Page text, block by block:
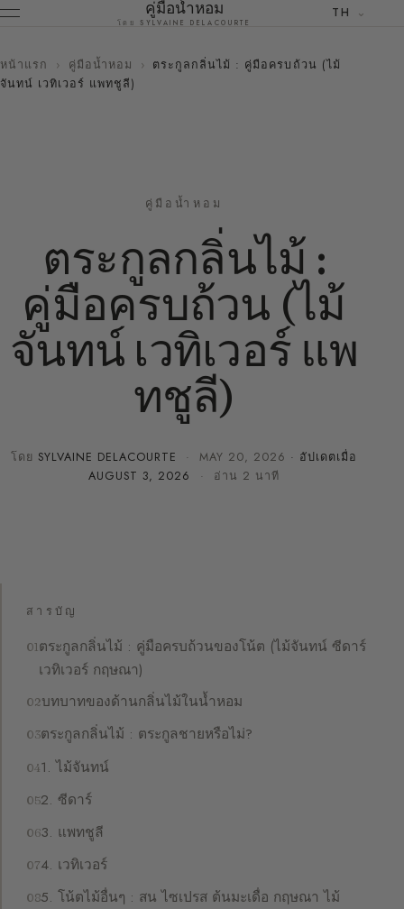
คู่มือน้ำหอม
โดย SYLVAINE DELACOURTE
TH
หน้าแรก › คู่มือน้ำหอม › ตระกูลกลิ่นไม้ : คู่มือครบถ้วน (ไม้
จันทน์ เวทิเวอร์ แพทชูลี)
คู่มือน้ำหอม
ตระกูลกลิ่นไม้ :
คู่มือครบถ้วน (ไม้
จันทน์ เวทิเวอร์ แพ
ทชูลี)
โดย SYLVAINE DELACOURTE ·MAY 20, 2026 · อัปเดตเมื่อ
AUGUST 3, 2026
· อ่าน 2 นาที
สารบัญ
ตระกูลกลิ่นไม้ : คู่มือครบถ้วนของโน้ต (ไม้จันทน์ ซีดาร์
เวทิเวอร์ กฤษณา)
บทบาทของด้านกลิ่นไม้ในน้ำหอม
ตระกูลกลิ่นไม้ : ตระกูลชายหรือไม่?
1. ไม้จันทน์
2. ซีดาร์
3. แพทชูลี
4. เวทิเวอร์
5. โน้ตไม้อื่นๆ : สน ไซเปรส ต้นมะเดื่อ กฤษณา ไม้